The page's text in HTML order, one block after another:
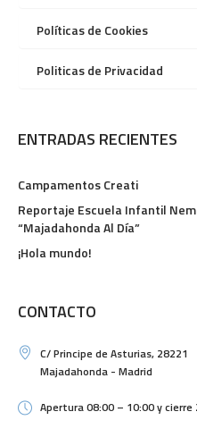
Políticas de Cookies
Politicas de Privacidad
ENTRADAS RECIENTES
Campamentos Creati
Reportaje Escuela Infantil
“Majadahonda Al Día”
¡Hola mundo!
CONTACTO
C/ Principe de Asturias, 28221
Majadahonda - Madrid
Apertura 08:00 – 10:00 y cierre